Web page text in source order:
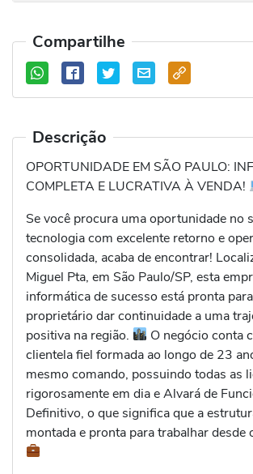
Compartilhe
Descrição
OPORTUNIDADE EM SÃO PAULO:
COMPLETA E LUCRATIVA À VENDA!
Se você procura uma oportunidade no
tecnologia com excelente retorno e
consolidada, acaba de encontrar!
Miguel Pta, em São Paulo/SP, esta
informática de sucesso está pronta
proprietário dar continuidade a uma
positiva na região.
O negócio conta
clientela fiel formada ao longo de 23
mesmo comando, possuindo todas as
rigorosamente em dia e Alvará de
Definitivo, o que significa que a
montada e pronta para trabalhar desde